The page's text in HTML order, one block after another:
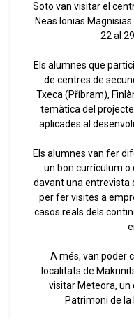
Soto van visitar el
Neas Ionias Magnisias
22 al
Els alumnes que
de centres de
Txeca (Příbram),
temàtica del projecte
aplicades al
Els alumnes van fer
un bon currículum o
davant una entrevista
per fer visites a
casos reals dels
A més, van poder
localitats de
visitar Meteora,
Patrimoni de la